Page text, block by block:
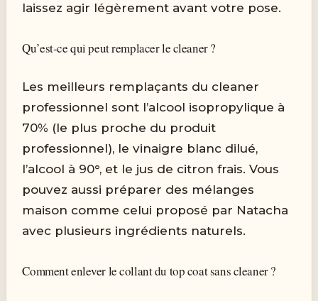
laissez agir légèrement avant votre pose.
Qu’est-ce qui peut remplacer le cleaner ?
Les meilleurs remplaçants du cleaner
professionnel sont l’alcool isopropylique à
70% (le plus proche du produit
professionnel), le vinaigre blanc dilué,
l’alcool à 90°, et le jus de citron frais. Vous
pouvez aussi préparer des mélanges
maison comme celui proposé par Natacha
avec plusieurs ingrédients naturels.
Comment enlever le collant du top coat sans cleaner ?